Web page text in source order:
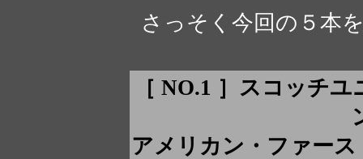
さっそく今回の５本
［ NO.1 ］スコッチ
アメリカン・ファー